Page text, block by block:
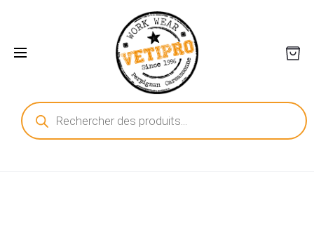
Recherche
de
produits